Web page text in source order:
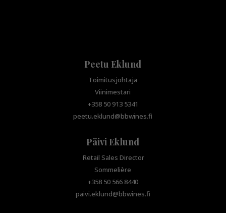
Peetu Eklund
Toimitusjohtaja
Viinimestari
+358 50 913 5341
peetu.eklund@bbwines.fi
Päivi Eklund
Retail Sales Director
Sommelière
+358 50 566 8440
paivi.eklund@bbwines.fi